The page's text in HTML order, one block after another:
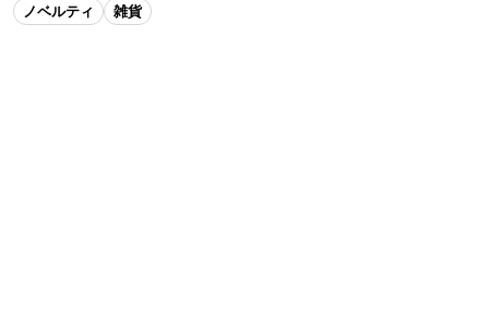
ノベルティ 雑貨